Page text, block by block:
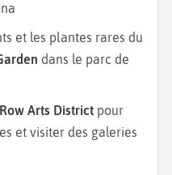
et les plantes rares du
dans le parc de
Arts District pour
et visiter des galeries